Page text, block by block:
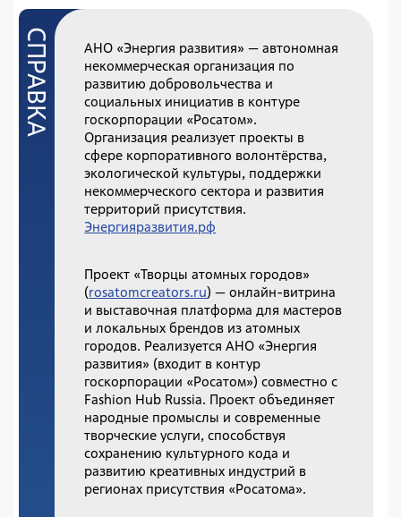
АНО «Энергия развития» — автономная
некоммерческая организация по
развитию добровольчества и
социальных инициатив в контуре
госкорпорации «Росатом».
Организация реализует проекты в
сфере корпоративного волонтёрства,
экологической культуры, поддержки
некоммерческого сектора и развития
территорий присутствия.
Энергияразвития.рф
Проект «Творцы атомных городов»
(rosatomcreators.ru) — онлайн-витрина
и выставочная платформа для мастеров
и локальных брендов из атомных
городов. Реализуется АНО «Энергия
развития» (входит в контур
госкорпорации «Росатом») совместно с
Fashion Hub Russia. Проект объединяет
народные промыслы и современные
творческие услуги, способствуя
сохранению культурного кода и
развитию креативных индустрий в
регионах присутствия «Росатома».